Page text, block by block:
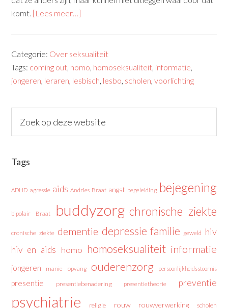
komt. [Lees meer…]
Categorie: Over seksualiteit
Tags: coming out, homo, homoseksualiteit, informatie,
jongeren, leraren, lesbisch, lesbo, scholen,voorlichting
Tags
ADHD agressie aids Andries Braat angst begeleiding bejegening
bipolair Braat buddyzorg chronische ziekte
cronische ziekte dementie depressie familie geweld hiv
hiv en aids homo homoseksualiteit informatie
jongeren manie opvang ouderenzorg persoonlijkheidsstoornis
presentie presentiebenadering presentietheorie preventie
psychiatrie religie rouw rouwverwerking scholen